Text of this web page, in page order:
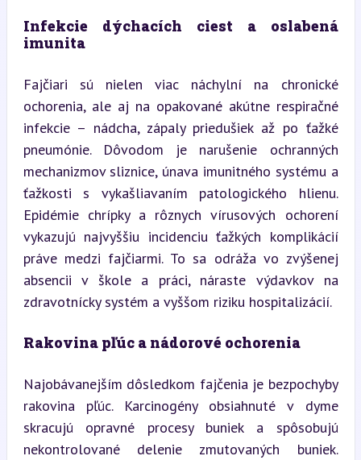
Infekcie dýchacích ciest a oslabená
imunita
Fajčiari sú nielen viac náchylní na chronické
ochorenia, ale aj na opakované akútne respiračné
infekcie – nádcha, zápaly priedušiek až po ťažké
pneumónie. Dôvodom je narušenie ochranných
mechanizmov sliznice, únava imunitného systému a
ťažkosti s vykašliavaním patologického hlienu.
Epidémie chrípky a rôznych vírusových ochorení
vykazujú najvyššiu incidenciu ťažkých komplikácií
práve medzi fajčiarmi. To sa odráža vo zvýšenej
absencii v škole a práci, náraste výdavkov na
zdravotnícky systém a vyššom riziku hospitalizácií.
Rakovina pľúc a nádorové ochorenia
Najobávanejším dôsledkom fajčenia je bezpochyby
rakovina pľúc. Karcinogény obsiahnuté v dyme
skracujú opravné procesy buniek a spôsobujú
nekontrolované delenie zmutovaných buniek.